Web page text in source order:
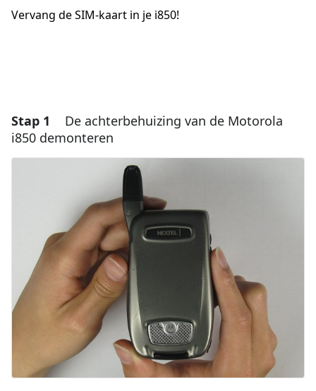
Vervang de SIM-kaart in je i850!
Stap 1
De achterbehuizing van de Motorola
i850 demonteren